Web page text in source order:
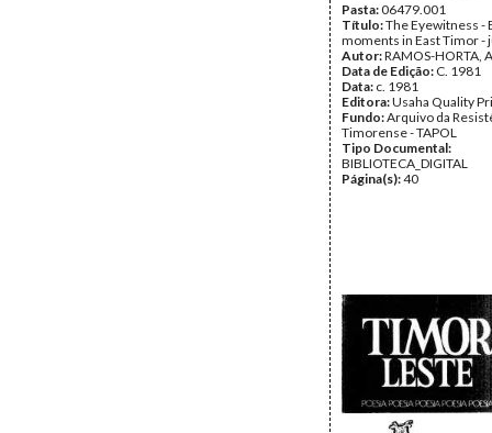
Pasta:06479.001
Título:The Eyewitness -
moments in East Timor -
Autor:RAMOS-HORTA,
Data de Edição: C. 1981
Data: c. 1981
Editora:Usaha Quality
Fundo:Arquivo da
Timorense - TAPOL
Tipo Documental:
BIBLIOTECA_DIGITAL
Página(s):40